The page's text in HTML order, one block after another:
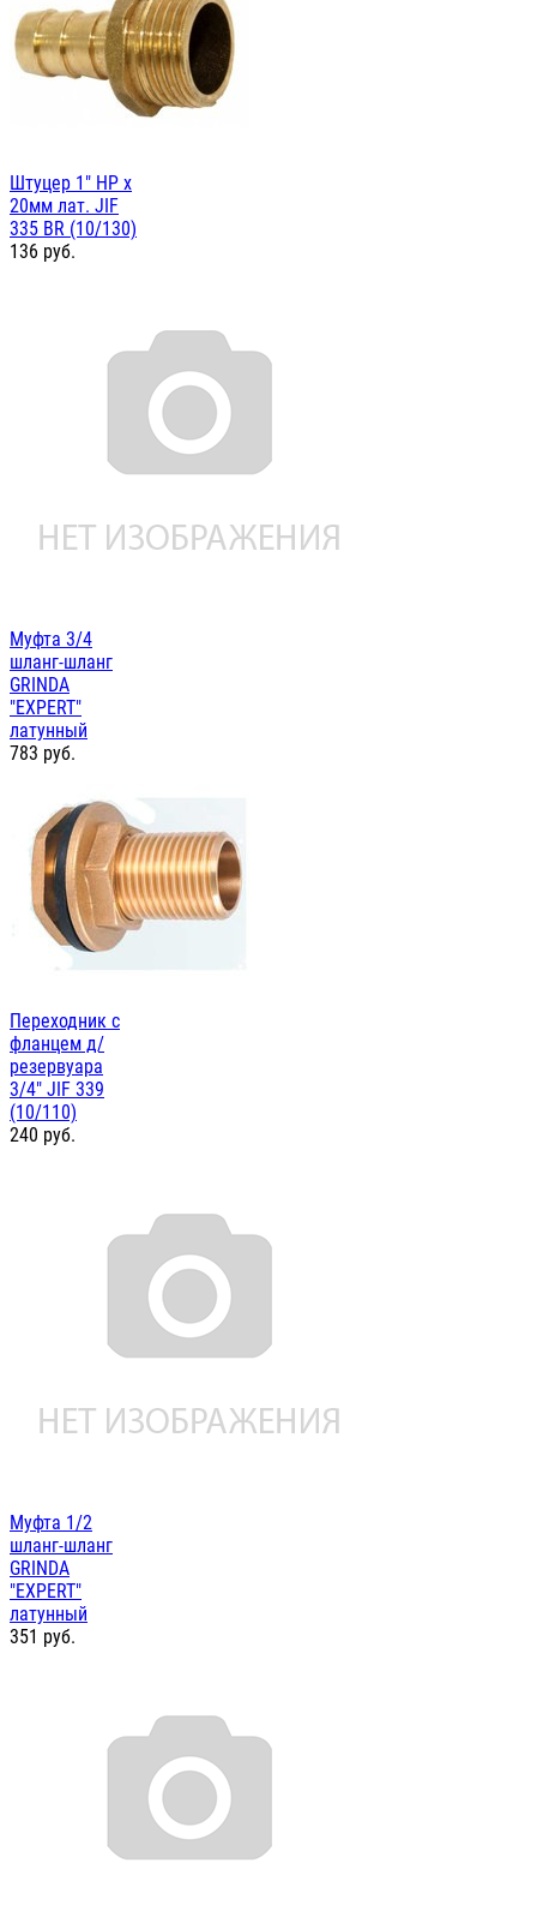
Штуцер 1" НР х
20мм лат. JIF
335 BR (10/130)
136 руб.
Муфта 3/4
шланг-шланг
GRINDA
"EXPERT"
латунный
783 руб.
Переходник с
фланцем д/
резервуара
3/4" JIF 339
(10/110)
240 руб.
Муфта 1/2
шланг-шланг
GRINDA
"EXPERT"
латунный
351 руб.